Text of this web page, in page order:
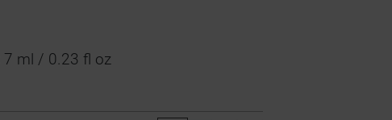
7 ml / 0.23 fl oz